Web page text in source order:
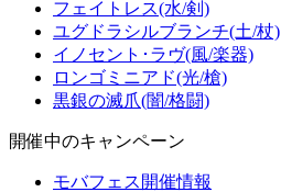
フェイトレス(水/剣)
ユグドラシルブランチ(土/杖)
イノセント･ラヴ(風/楽器)
ロンゴミニアド(光/槍)
黒銀の滅爪(闇/格闘)
開催中のキャンペーン
モバフェス開催情報